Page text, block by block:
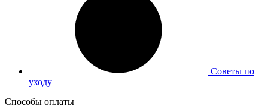
Советы по
уходу
Способы оплаты